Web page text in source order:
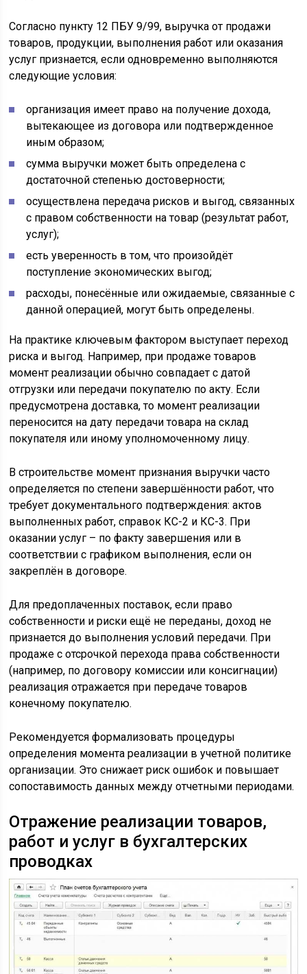
Согласно пункту 12 ПБУ 9/99, выручка от продажи
товаров, продукции, выполнения работ или оказания
услуг признается, если одновременно выполняются
следующие условия:
организация имеет право на получение дохода,
вытекающее из договора или подтвержденное
иным образом;
сумма выручки может быть определена с
достаточной степенью достоверности;
осуществлена передача рисков и выгод, связанных
с правом собственности на товар (результат работ,
услуг);
есть уверенность в том, что произойдёт
поступление экономических выгод;
расходы, понесённые или ожидаемые, связанные с
данной операцией, могут быть определены.
На практике ключевым фактором выступает переход
риска и выгод. Например, при продаже товаров
момент реализации обычно совпадает с датой
отгрузки или передачи покупателю по акту. Если
предусмотрена доставка, то момент реализации
переносится на дату передачи товара на склад
покупателя или иному уполномоченному лицу.
В строительстве момент признания выручки часто
определяется по степени завершённости работ, что
требует документального подтверждения: актов
выполненных работ, справок КС-2 и КС-3. При
оказании услуг – по факту завершения или в
соответствии с графиком выполнения, если он
закреплён в договоре.
Для предоплаченных поставок, если право
собственности и риски ещё не переданы, доход не
признается до выполнения условий передачи. При
продаже с отсрочкой перехода права собственности
(например, по договору комиссии или консигнации)
реализация отражается при передаче товаров
конечному покупателю.
Рекомендуется формализовать процедуры
определения момента реализации в учетной политике
организации. Это снижает риск ошибок и повышает
сопоставимость данных между отчетными периодами.
Отражение реализации товаров,
работ и услуг в бухгалтерских
проводках